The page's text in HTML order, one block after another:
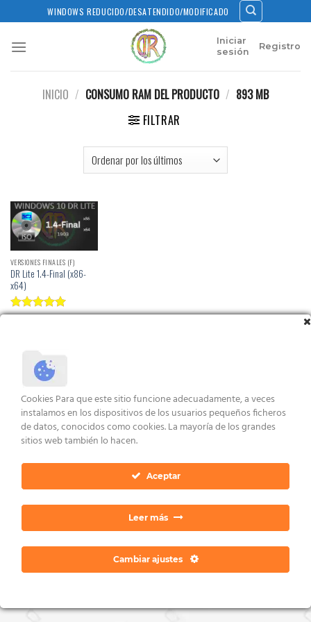
to
content
WINDOWS REDUCIDO/DESATENDIDO/MODIFICADO
Iniciar
sesión
Registro
INICIO / CONSUMO RAM DEL PRODUCTO / 893 MB
FILTRAR
VERSIONES FINALES (F)
DR Lite 1.4-Final (x86-
x64)
Valorado
AVISO LEGAL Y CONDICIONES POLÍTICA DE COOKIES DERECHOS ARCO
POLÍTICA DE PRIVACIDAD CONTACTO
Copyright 2026 ©Dan Ratia
Cookies Para que este sitio funcione adecuadamente, a veces
instalamos en los dispositivos de los usuarios pequeños ficheros
de datos, conocidos como cookies. La mayoría de los grandes
sitios web también lo hacen.
Aceptar
Leer más
Cambiar ajustes